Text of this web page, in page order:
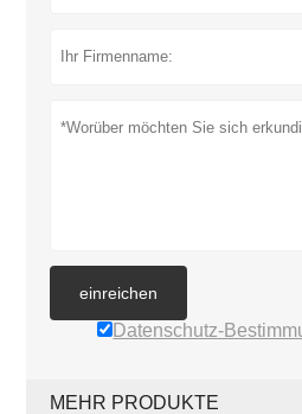
einreichen
Datenschutz-
MEHR PRODUKTE